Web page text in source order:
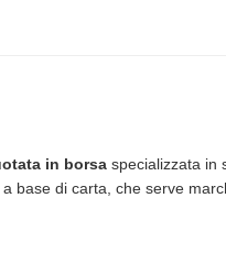
in borsa specializzata in
base di carta, che serve